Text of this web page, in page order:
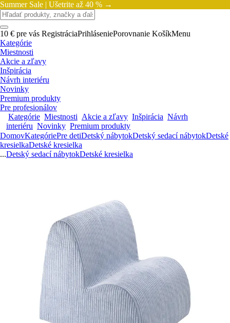
Summer Sale | Ušetrite až 40 % →
10 € pre vás RegistráciaPrihláseniePorovnanie KošíkMenu
Kategórie
Miestnosti
Akcie a zľavy
Inšpirácia
Návrh interiéru
Novinky
Premium produkty
Pre profesionálov
Kategórie Miestnosti Akcie a zľavy Inšpirácia Návrh
interiéru Novinky Premium produkty
DomovKategóriePre detiDetský nábytokDetský sedací nábytokDetské
kresielkaDetské kresielka
...Detský sedací nábytokDetské kresielka